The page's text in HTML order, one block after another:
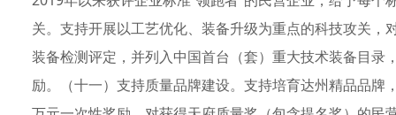
关。支持开展以工艺优化、装备升级为重点的科技攻关
装备检测评定，并列入中国首台（套）重大技术装备目
励。（十一）支持质量品牌建设。支持培育达州精品品